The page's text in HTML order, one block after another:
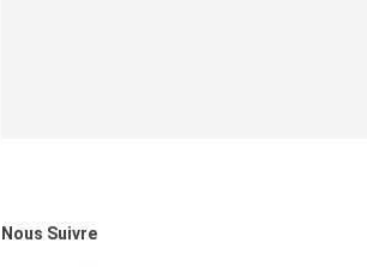
Nous Suivre